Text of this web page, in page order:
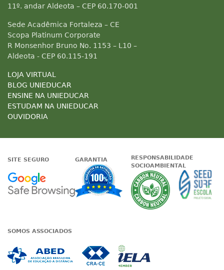
11º. andar Aldeota – CEP 60.170-001
Sede Acadêmica Fortaleza – CE
Scopa Platinum Corporate
R Monsenhor Bruno No. 1153 – L10 –
Aldeota - CEP 60.115-191
LOJA VIRTUAL
BLOG UNIEDUCAR
ENSINE NA UNIEDUCAR
ESTUDAM NA UNIEDUCAR
OUVIDORIA
SITE SEGURO
Google - Status do site no
GARANTIA
Garantia de
RESPONSABILIDADE
SOCIOAMBIENTAL
A
SOMOS ASSOCIADOS